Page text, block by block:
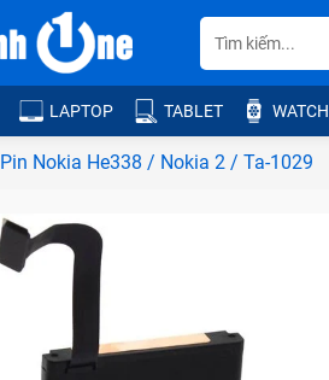
LAPTOP TABLET WATCH
Pin Nokia He338 / Nokia 2 / Ta-1029